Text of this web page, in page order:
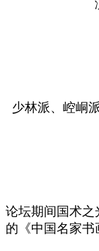
少林派、崆峒
论坛期间国术
的 《中国名家书